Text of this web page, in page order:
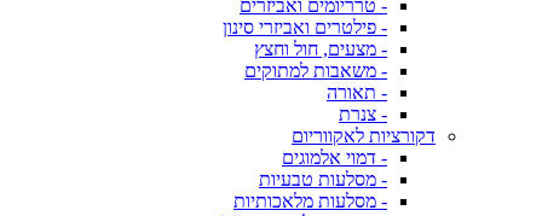
- טרריומים ואביזרים
- פילטרים ואביזרי סינון
- מצעים, חול וחצץ
- משאבות למתוקים
- תאורה
- צנרת
דקורציות לאקווריום
- דמוי אלמוגים
- מסלעות טבעיות
- מסלעות מלאכותיות